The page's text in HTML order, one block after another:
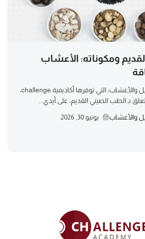
ومكوناته: الأعشاب
في دبلومة الطب البديل والأعشاب، التي توفرها أكاديمية challenge،
بـ الطب الصيني القديم، على أيدي...
والأعشاب يونيو 30, 2026